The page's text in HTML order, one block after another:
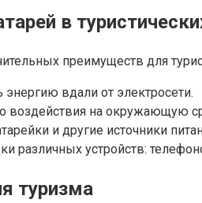
в
преимуществ для
вдали от электросети.
воздействия на окружающую
и другие источники
различных устройств:
туризма